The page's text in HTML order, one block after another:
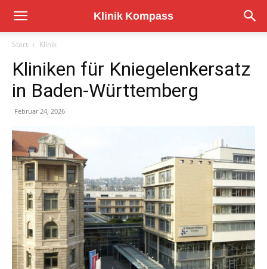
Start Klinik
Kliniken für Kniegelenkersatz
in Baden-Württemberg
Februar 24, 2026